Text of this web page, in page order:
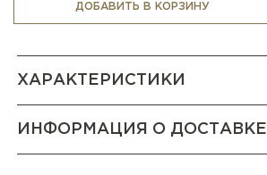
ДОБАВИТЬ В КОРЗИНУ
ХАРАКТЕРИСТИКИ
ИНФОРМАЦИЯ О ДОСТАВКЕ